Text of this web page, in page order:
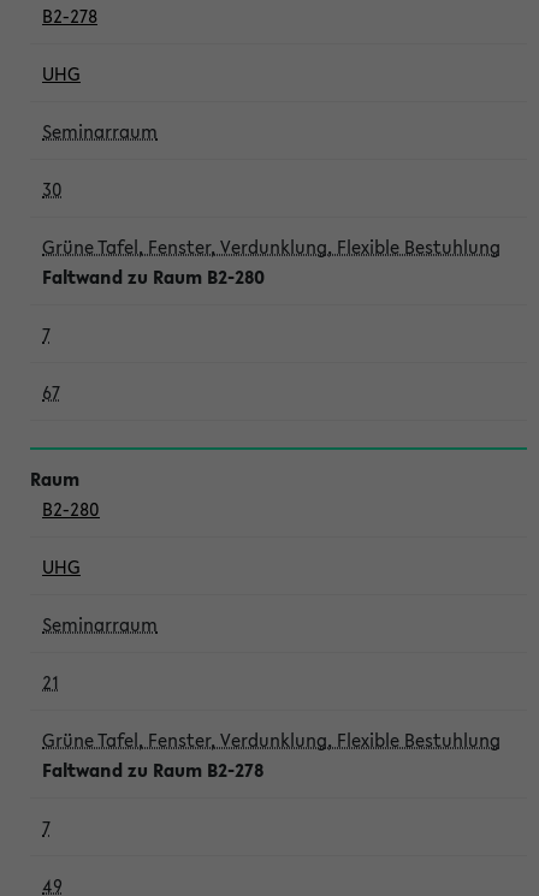
B2-278
UHG
Seminarraum
30
Grüne Tafel, Fenster, Verdunklung, Flexible Bestuhlung
Faltwand zu Raum B2-280
7
67
B2-280
UHG
Seminarraum
21
Grüne Tafel, Fenster, Verdunklung, Flexible Bestuhlung
Faltwand zu Raum B2-278
7
49